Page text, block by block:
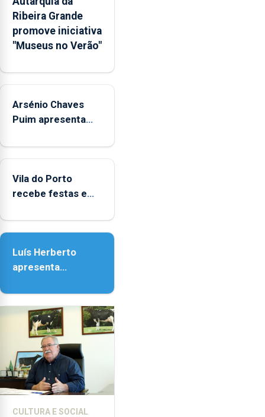
na
Rede
Municipal
de
aos
durante
o
de
entre
as
e
as
18h00.
Ribeira Grande
promove iniciativa
"Museus no Verão"
Arsénio Chaves
Puim apresenta
de Vila do Porto
Vila do Porto
recebe festas em
Senhora da
Luís Herberto
apresenta
Paisagem’
CULTURA E SOCIAL